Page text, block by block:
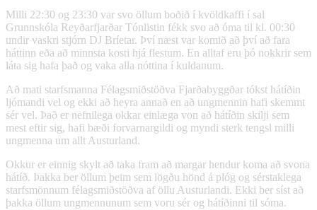
Milli 22:30 og 23:30 var svo öllum boðið í kvöldkaffi í sal
Grunnskóla Reyðarfjarðar Tónlistin fékk svo að óma til kl. 00:30
undir vaskri stjórn DJ Bríetar. Því næst var komið að því að fara
háttinn eða að minnsta kosti hjá flestum. En alltaf eru þó nokkrir sem
láta sig hafa það og vaka alla nóttina í kuldanum.
Að mati starfsmanna Félagsmiðstöðva Fjarðabyggðar tókst hátíðin
ljómandi vel og ekki að heyra annað en að ungmennin hafi skemmt
sér vel. Það er nefnilega okkar einlæga von að hátíðin skilji sem
mest eftir sig, hafi bæði forvarnargildi og myndi sterk tengsl milli
ungmenna um allt Austurland.
Okkur er einnig skylt að taka fram að margar hendur koma að svona
hátíð. Þakka ber öllum þeim sem lögðu hönd á plóg og sérstaklega
starfsmönnum félagsmiðstöðva af öllu Austurlandi. Ekki ber síst að
þakka öllum ungmennunum sem voru sér og hátíðinni til sóma.